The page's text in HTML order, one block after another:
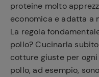
proteine molto
economica e adatta a
La regola
pollo? Cucinarla
cotture giuste per ogni
pollo, ad esempio,